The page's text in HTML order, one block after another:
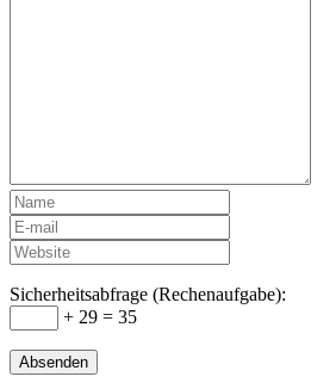
Sicherheitsabfrage (Rechenaufgabe):
+ 29 = 35